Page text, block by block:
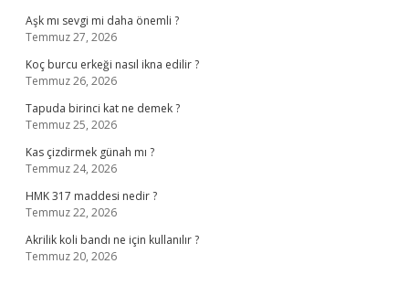
Aşk mı sevgi mi daha önemli ?
Temmuz 27, 2026
Koç burcu erkeği nasıl ikna edilir ?
Temmuz 26, 2026
Tapuda birinci kat ne demek ?
Temmuz 25, 2026
Kas çizdirmek günah mı ?
Temmuz 24, 2026
HMK 317 maddesi nedir ?
Temmuz 22, 2026
Akrilik koli bandı ne için kullanılır ?
Temmuz 20, 2026